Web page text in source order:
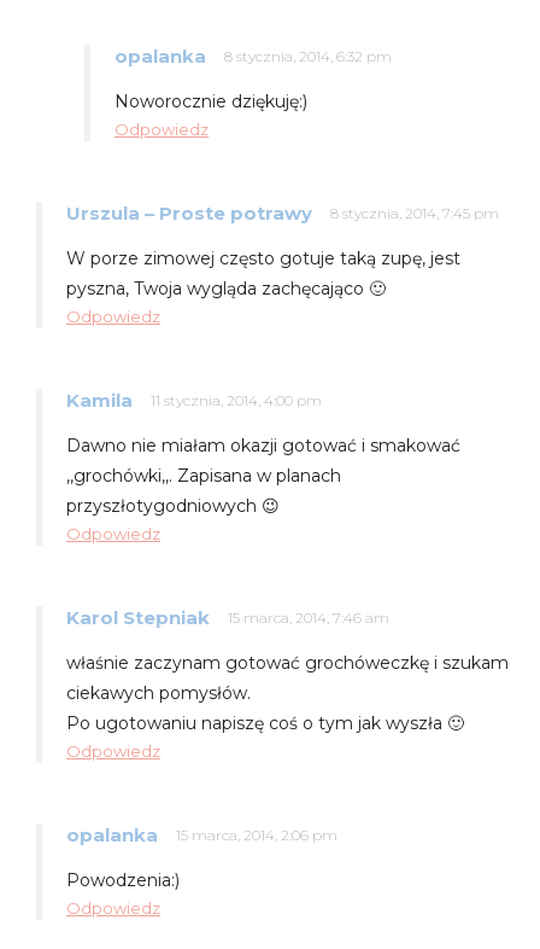
opalanka 8 stycznia, 2014, 6:32 pm
Noworocznie dziękuję:)
Odpowiedz
Urszula – Proste potrawy 8 stycznia, 2014, 7:45 pm
W porze zimowej często gotuje taką zupę, jest
pyszna, Twoja wygląda zachęcająco 🙂
Odpowiedz
Kamila 11 stycznia, 2014, 4:00 pm
Dawno nie miałam okazji gotować i smakować
,,grochówki,,. Zapisana w planach
przyszłotygodniowych 😉
Odpowiedz
Karol Stepniak 15 marca, 2014, 7:46 am
właśnie zaczynam gotować grochóweczkę i szukam
ciekawych pomysłów.
Po ugotowaniu napiszę coś o tym jak wyszła 🙂
Odpowiedz
opalanka 15 marca, 2014, 2:06 pm
Powodzenia:)
Odpowiedz